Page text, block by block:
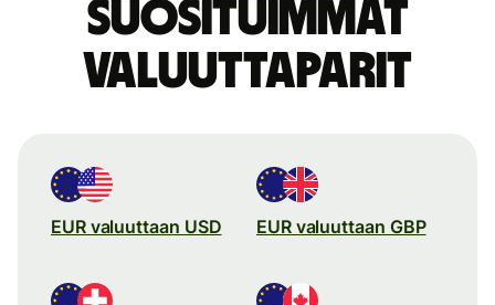
suosituimmat
valuuttaparit
EUR valuuttaan USD EUR valuuttaan GBP